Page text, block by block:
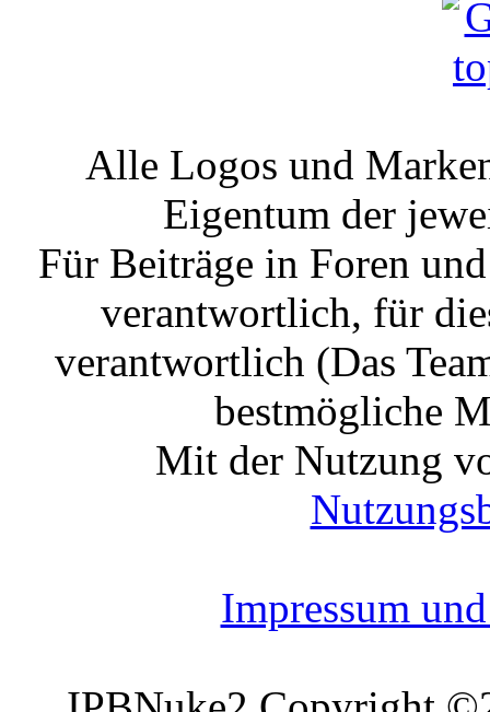
Alle Logos und
Eigentum der
Für Beiträge in Foren
verantwortlich, für
verantwortlich (Das
bestmögliche
Mit der Nutzung
Impressum